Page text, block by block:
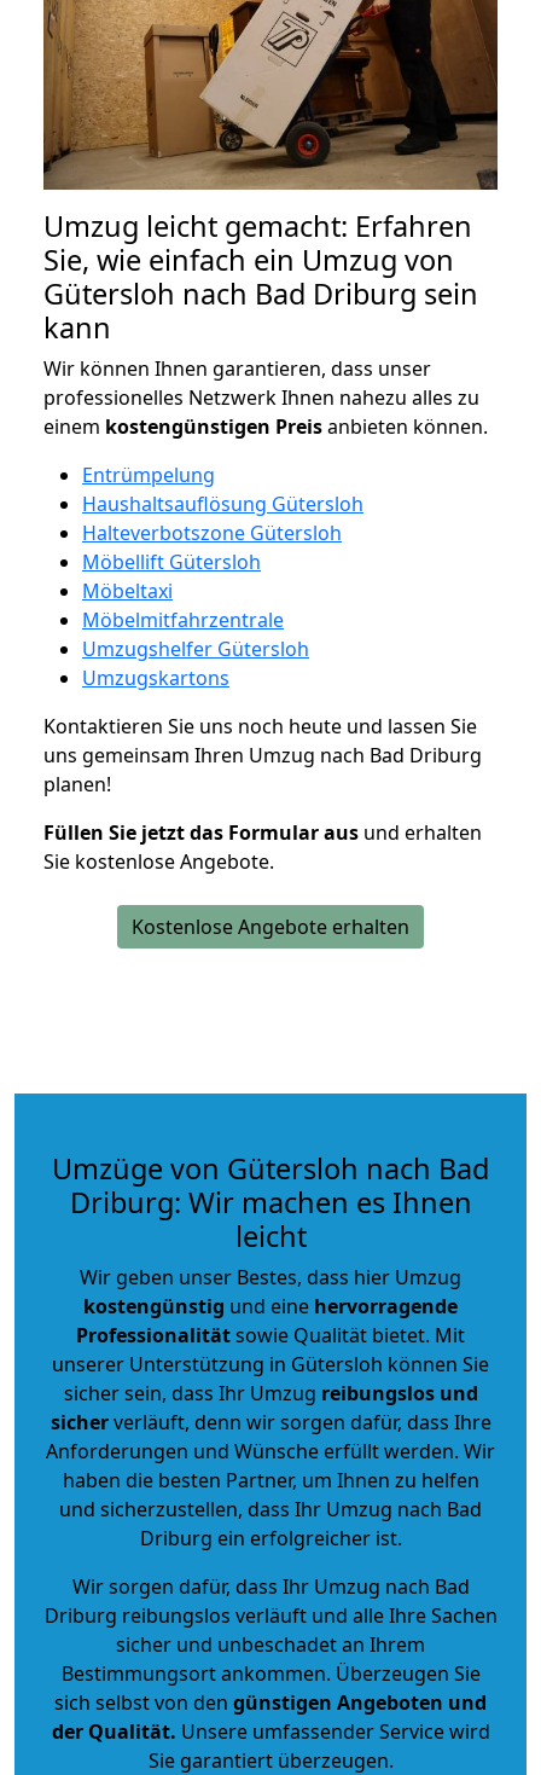
Umzug leicht gemacht: Erfahren
Sie, wie einfach ein Umzug von
Gütersloh nach Bad Driburg sein
kann
Wir können Ihnen garantieren, dass unser
professionelles Netzwerk Ihnen nahezu alles zu
einem kostengünstigen Preisanbieten können.
Entrümpelung
Haushaltsauflösung Gütersloh
Halteverbotszone Gütersloh
Möbellift Gütersloh
Möbeltaxi
Möbelmitfahrzentrale
Umzugshelfer Gütersloh
Umzugskartons
Kontaktieren Sie uns noch heute und lassen Sie
uns gemeinsam Ihren Umzug nach Bad Driburg
planen!
Füllen Sie jetzt das Formular aus und erhalten
Sie kostenlose Angebote.
Kostenlose Angebote erhalten
Umzüge von Gütersloh nach Bad
Driburg: Wir machen es Ihnen
leicht
Wir geben unser Bestes, dass hier Umzug
kostengünstig und eine hervorragende
Professionalitätsowie Qualität bietet. Mit
unserer Unterstützung in Gütersloh können Sie
sicher sein, dass Ihr Umzug reibungslos und
sicherverläuft, denn wir sorgen dafür, dass Ihre
Anforderungen und Wünsche erfüllt werden. Wir
haben die besten Partner, um Ihnen zu helfen
und sicherzustellen, dass Ihr Umzug nach Bad
Driburg ein erfolgreicher ist.
Wir sorgen dafür, dass Ihr Umzug nach Bad
Driburg reibungslos verläuft und alle Ihre Sachen
sicher und unbeschadet an Ihrem
Bestimmungsort ankommen. Überzeugen Sie
sich selbst von den günstigen Angeboten und
der Qualität. Unsere umfassender Service wird
Sie garantiert überzeugen.